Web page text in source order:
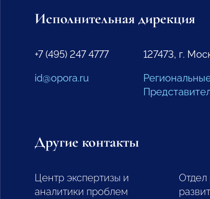
Исполнительная дирекция
+7 (495) 247 4777
id@opora.ru
127473, г.
Другие контакты
Центр экспертизы и
аналитики проблем
Отдел